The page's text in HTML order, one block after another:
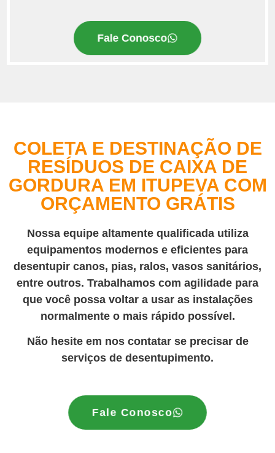
Fale Conosco
COLETA E DESTINAÇÃO DE
RESÍDUOS DE CAIXA DE
GORDURA EM ITUPEVA COM
ORÇAMENTO GRÁTIS
Nossa equipe altamente qualificada utiliza
equipamentos modernos e eficientes para
desentupir canos, pias, ralos, vasos sanitários,
entre outros. Trabalhamos com agilidade para
que você possa voltar a usar as instalações
normalmente o mais rápido possível.
Não hesite em nos contatar se precisar de
serviços de desentupimento.
Fale Conosco